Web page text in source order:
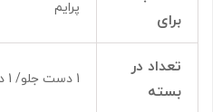
برای
پرایم
تعداد در
بسته
1 دست جلو/ 1 دست عقب